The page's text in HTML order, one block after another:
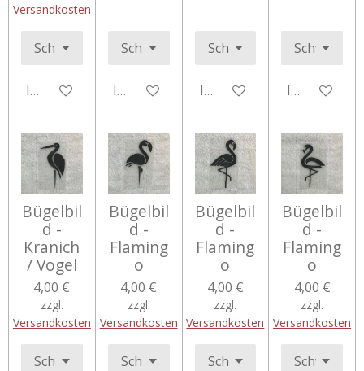
Versandkosten
In den WarenkorbIn den WarenkorbIn den WarenkorbIn den
Bügelbil
d -
Kranich
/ Vogel
4,00 €
zzgl.
Versandkosten
Bügelbil
d -
Flaming
o
4,00 €
zzgl.
Versandkosten
Bügelbil
d -
Flaming
o
4,00 €
zzgl.
Versandkosten
Bügelbil
d -
Flaming
o
4,00 €
zzgl.
Versandkosten